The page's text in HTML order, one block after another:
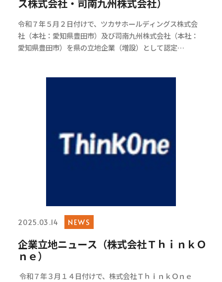
ス株式会社・司南九州株式会社）
令和７年５月２日付けで、ツカサホールディングス株式会
社（本社：愛知県豊田市）及び司南九州株式会社（本社：
愛知県豊田市）を県の立地企業（増設）として認定…
2025.03.14 NEWS
企業立地ニュース（株式会社ＴｈｉｎｋＯ
ｎｅ）
令和７年３月１４日付けで、株式会社ＴｈｉｎｋＯｎｅ